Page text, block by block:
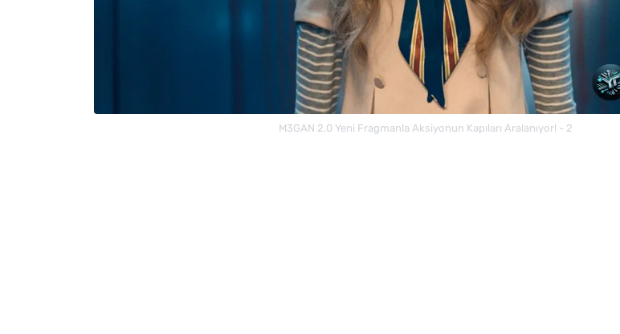
M3GAN 2.0 Yeni Fragmanla Aksiyonun Kapıları Aralanıyor! - 2